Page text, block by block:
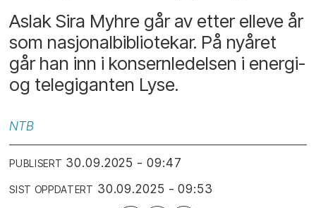
Aslak Sira Myhre går av etter elleve år
som nasjonalbibliotekar. På nyåret
går han inn i konsernledelsen i energi-
og telegiganten Lyse.
NTB
PUBLISERT 30.09.2025 - 09:47
SIST OPPDATERT 30.09.2025 - 09:53